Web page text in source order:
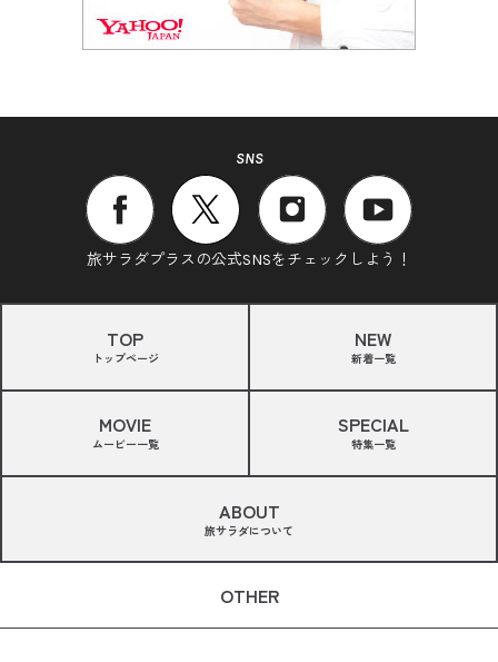
SNS
旅サラダプラスの公式SNSをチェックしよう！
TOP
トップページ
NEW
新着一覧
MOVIE
ムービー一覧
SPECIAL
特集一覧
ABOUT
旅サラダについて
OTHER